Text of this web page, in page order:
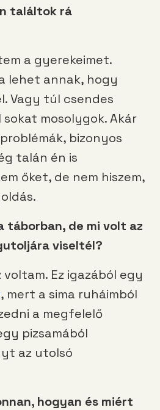
találtok rá
a gyerekeimet.
lehet annak, hogy
Vagy túl csendes
mosolygok. Akár
bizonyos
talán én is
őket, de nem hiszem,
táborban, de mi volt az
viseltél?
Ez igazából egy
, mert a sima ruháimból
a megfelelő
pizsamából
az utolsó
hogyan és miért